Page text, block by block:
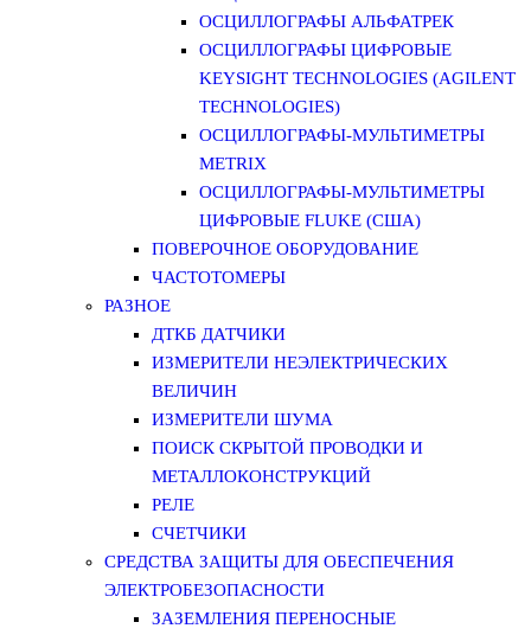
ОСЦИЛЛОГРАФЫ АЛЬФАТРЕК
ОСЦИЛЛОГРАФЫ ЦИФРОВЫЕ
KEYSIGHT TECHNOLOGIES (AGILENT
TECHNOLOGIES)
ОСЦИЛЛОГРАФЫ-МУЛЬТИМЕТРЫ
METRIX
ОСЦИЛЛОГРАФЫ-МУЛЬТИМЕТРЫ
ЦИФРОВЫЕ FLUKE (США)
ПОВЕРОЧНОЕ ОБОРУДОВАНИЕ
ЧАСТОТОМЕРЫ
РАЗНОЕ
ДТКБ ДАТЧИКИ
ИЗМЕРИТЕЛИ НЕЭЛЕКТРИЧЕСКИХ
ВЕЛИЧИН
ИЗМЕРИТЕЛИ ШУМА
ПОИСК СКРЫТОЙ ПРОВОДКИ И
МЕТАЛЛОКОНСТРУКЦИЙ
РЕЛЕ
СЧЕТЧИКИ
СРЕДСТВА ЗАЩИТЫ ДЛЯ ОБЕСПЕЧЕНИЯ
ЭЛЕКТРОБЕЗОПАСНОСТИ
ЗАЗЕМЛЕНИЯ ПЕРЕНОСНЫЕ